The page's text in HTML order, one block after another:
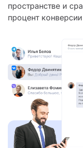
пространстве и
процент